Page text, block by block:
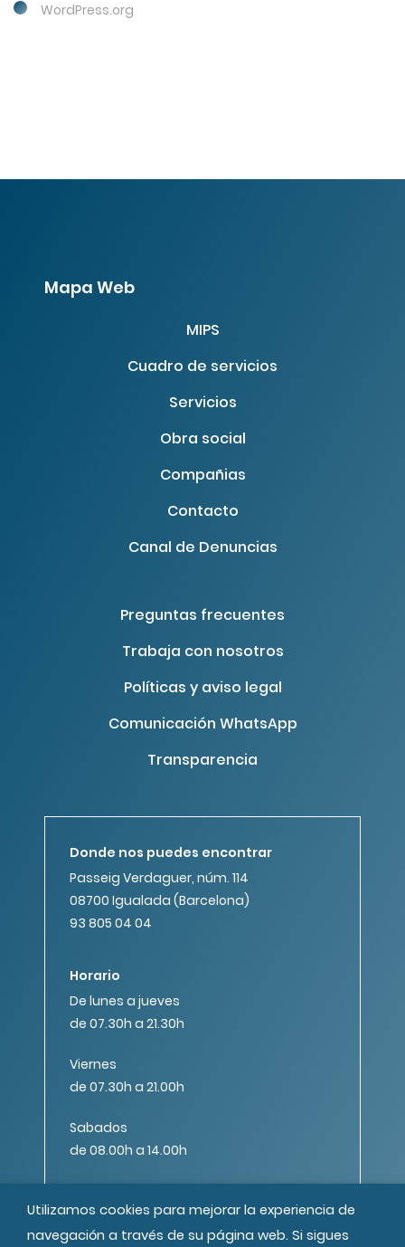
WordPress.org
Mapa Web
MIPS
Cuadro de servicios
Servicios
Obra social
Compañias
Contacto
Canal de Denuncias
Preguntas frecuentes
Trabaja con nosotros
Políticas y aviso legal
Comunicación WhatsApp
Transparencia
Donde nos puedes encontrar
Passeig Verdaguer, núm. 114
08700 Igualada (Barcelona)
93 805 04 04
Horario
De lunes a jueves
de 07.30h a 21.30h
Viernes
de 07.30h a 21.00h
Sabados
de 08.00h a 14.00h
Utilizamos cookies para mejorar la experiencia de
navegación a través de su página web. Si sigues